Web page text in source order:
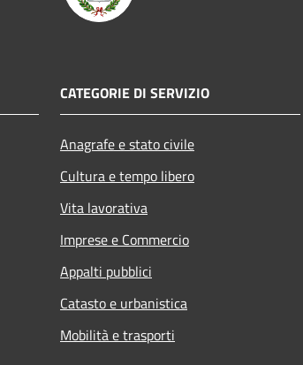
CATEGORIE DI SERVIZIO
Anagrafe e stato civile
Cultura e tempo libero
Vita lavorativa
Imprese e Commercio
Appalti pubblici
Catasto e urbanistica
Mobilità e trasporti